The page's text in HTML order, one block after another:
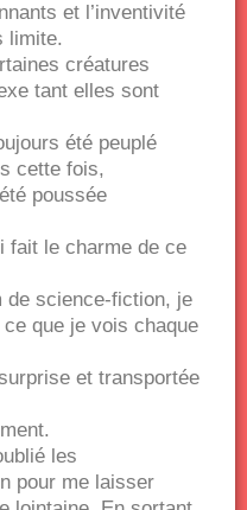
et l’inventivité
limite.
créatures
tant elles sont
été peuplé
cette fois,
poussée
fait le charme de ce
de science-fiction, je
que je vois chaque
et transportée
les
pour me laisser